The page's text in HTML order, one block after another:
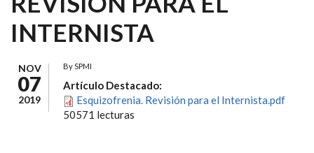
INTERNISTA
NOV
07
2019
BySPMI
Artículo Destacado:
Esquizofrenia. Revisión para el Internista.pdf
50571 lecturas